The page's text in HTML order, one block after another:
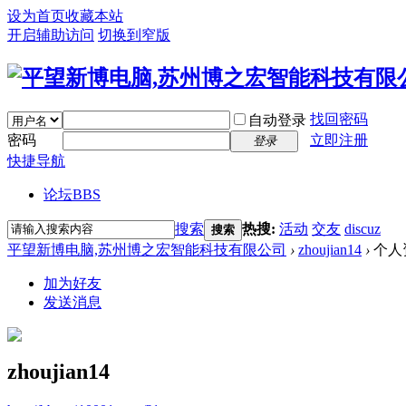
设为首页收藏本站
开启辅助访问 切换到窄版
自动登录 找回密码
密码
登录
立即注册
快捷导航
论坛BBS
搜索 搜索 热搜: 活动 交友 discuz
平望新博电脑,苏州博之宏智能科技有限公司 › zhoujian14 › 个人
加为好友
发送消息
zhoujian14